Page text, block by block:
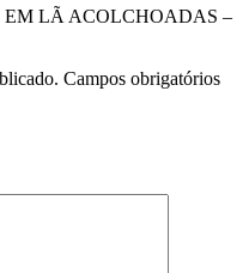
EM LÃ ACOLCHOADAS –
Campos obrigatórios